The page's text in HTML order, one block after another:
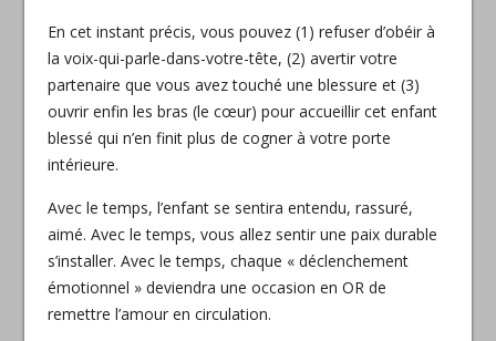
En cet instant précis, vous pouvez (1) refuser d’obéir à
la voix-qui-parle-dans-votre-tête, (2) avertir votre
partenaire que vous avez touché une blessure et (3)
ouvrir enfin les bras (le cœur) pour accueillir cet enfant
blessé qui n’en finit plus de cogner à votre porte
intérieure.
Avec le temps, l’enfant se sentira entendu, rassuré,
aimé. Avec le temps, vous allez sentir une paix durable
s’installer. Avec le temps, chaque « déclenchement
émotionnel » deviendra une occasion en OR de
remettre l’amour en circulation.